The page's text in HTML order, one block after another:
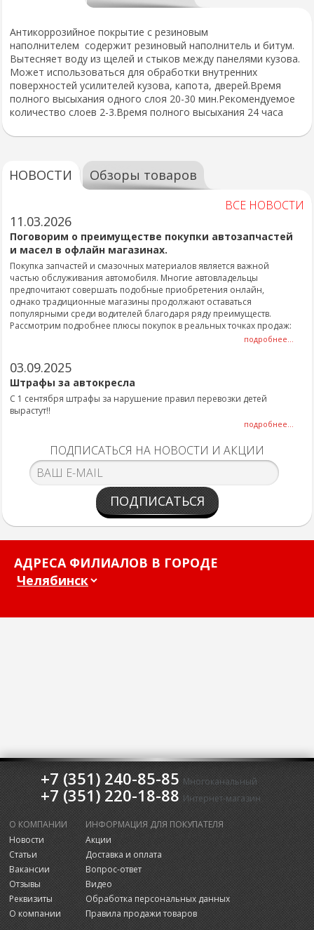
Антикоррозийное покрытие с резиновым
наполнителем содержит резиновый наполнитель и битум.
Вытесняет воду из щелей и стыков между панелями кузова.
Может использоваться для обработки внутренних
поверхностей усилителей кузова, капота, дверей.Время
полного высыхания одного слоя 20-30 мин.Рекомендуемое
количество слоев 2-3.Время полного высыхания 24 часа
НОВОСТИ Обзоры товаров
ВСЕ НОВОСТИ
11.03.2026
Поговорим о преимуществе покупки автозапчастей
и масел в офлайн магазинах.
Покупка запчастей и смазочных материалов является важной
частью обслуживания автомобиля. Многие автовладельцы
предпочитают совершать подобные приобретения онлайн,
однако традиционные магазины продолжают оставаться
популярными среди водителей благодаря ряду преимуществ.
Рассмотрим подробнее плюсы покупок в реальных точках продаж:
подробнее...
03.09.2025
Штрафы за автокресла
С 1 сентября штрафы за нарушение правил перевозки детей
вырастут!!
подробнее...
ПОДПИСАТЬСЯ НА НОВОСТИ И АКЦИИ
ПОДПИСАТЬСЯ
АДРЕСА ФИЛИАЛОВ В ГОРОДЕ
+7 (351) 240-85-85 Многоканальный
+7 (351) 220-18-88 Интернет-магазин
О КОМПАНИИ
Новости
Статьи
Вакансии
Отзывы
Реквизиты
О компании
ИНФОРМАЦИЯ ДЛЯ ПОКУПАТЕЛЯ
Акции
Доставка и оплата
Вопрос-ответ
Видео
Обработка персональных данных
Правила продажи товаров